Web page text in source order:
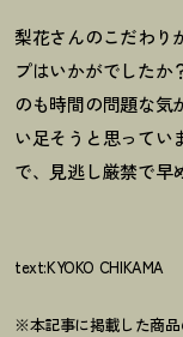
梨花さんのこだわり
プはいかがでしたか
のも時間の問題な気
い足そうと思ってい
で、見逃し厳禁で早
text:KYOKO CHIKAMA
※本記事に掲載した商